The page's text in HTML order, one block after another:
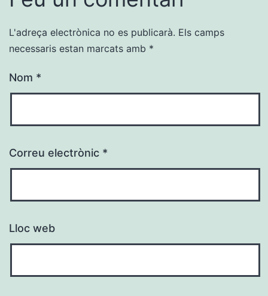
L'adreça electrònica no es publicarà. Els camps
necessaris estan marcats amb *
Nom *
Correu electrònic *
Lloc web